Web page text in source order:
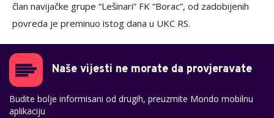
član navijačke grupe “Lešinari” FK “Borac”, od zadobijenih
povreda je preminuo istog dana u UKC RS.
Naše vijesti ne morate da provjeravate
Budite bolje informisani od drugih, preuzmite Mondo mobilnu
aplikaciju